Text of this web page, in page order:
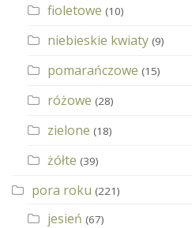
fioletowe (10)
niebieskie kwiaty (9)
pomarańczowe (15)
różowe (28)
zielone (18)
żółte (39)
pora roku (221)
jesień (67)